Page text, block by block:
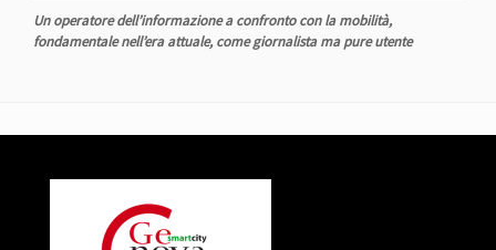
Un operatore dell’informazione a confronto con la mobilità,
fondamentale nell’era attuale, come giornalista ma pure utente